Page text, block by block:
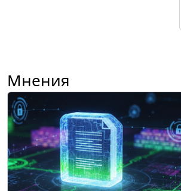
Мнения